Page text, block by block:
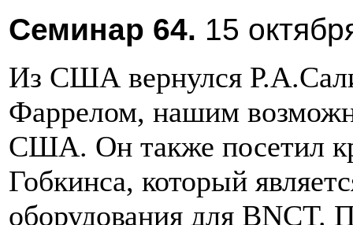
Семинар 64. 15
Из США вернулся
Фаррелом, нашим
США. Он также посетил
Гобкинса, который
оборудования для BNCT.